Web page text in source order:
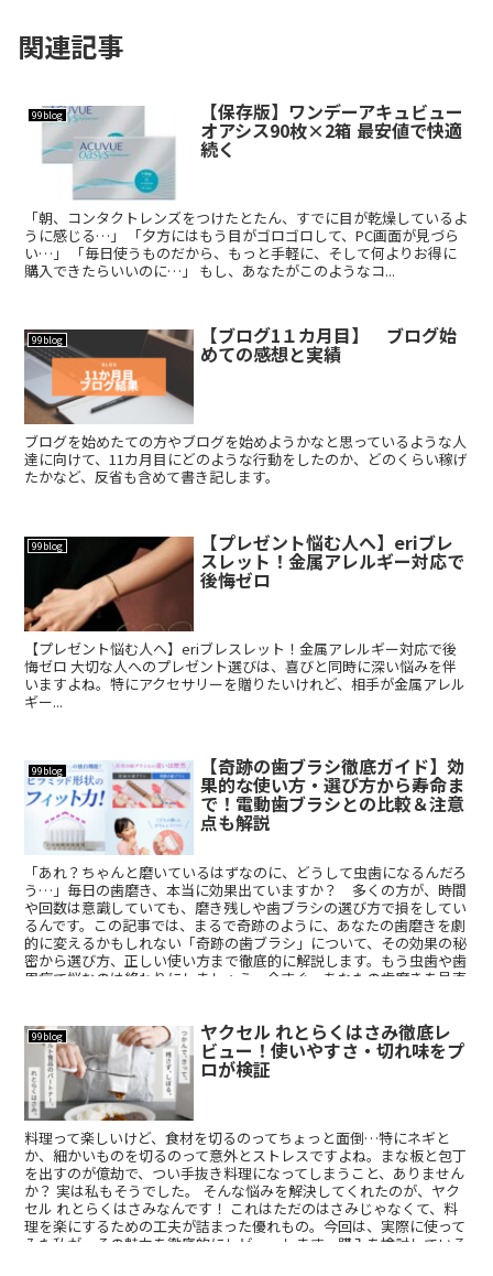
関連記事
99blog 【保存版】ワンデーアキュビュー
オアシス90枚×2箱 最安値で快適
続く
「朝、コンタクトレンズをつけたとたん、すでに目が乾燥しているよ
うに感じる…」 「夕方にはもう目がゴロゴロして、PC画面が見づら
い…」 「毎日使うものだから、もっと手軽に、そして何よりお得に
購入できたらいいのに…」 もし、あなたがこのようなコ...
99blog 【ブログ1１カ月目】 ブログ始
めての感想と実績
ブログを始めたての方やブログを始めようかなと思っているような人
達に向けて、11カ月目にどのような行動をしたのか、どのくらい稼げ
たかなど、反省も含めて書き記します。
99blog 【プレゼント悩む人へ】eriブレ
スレット！金属アレルギー対応で
後悔ゼロ
【プレゼント悩む人へ】eriブレスレット！金属アレルギー対応で後
悔ゼロ 大切な人へのプレゼント選びは、喜びと同時に深い悩みを伴
いますよね。特にアクセサリーを贈りたいけれど、相手が金属アレル
ギー...
99blog 【奇跡の歯ブラシ徹底ガイド】効
果的な使い方・選び方から寿命ま
で！電動歯ブラシとの比較＆注意
点も解説
「あれ？ちゃんと磨いているはずなのに、どうして虫歯になるんだろ
う…」毎日の歯磨き、本当に効果出ていますか？ 多くの方が、時間
や回数は意識していても、磨き残しや歯ブラシの選び方で損をしてい
るんです。この記事では、まるで奇跡のように、あなたの歯磨きを劇
的に変えるかもしれない「奇跡の歯ブラシ」について、その効果の秘
密から選び方、正しい使い方まで徹底的に解説します。もう虫歯や歯
周病で悩むのは終わりにしましょう。今すぐ、あなたの歯磨きを見直
99blog ヤクセル れとらくはさみ徹底レ
ビュー！使いやすさ・切れ味をプ
ロが検証
料理って楽しいけど、食材を切るのってちょっと面倒…特にネギと
か、細かいものを切るのって意外とストレスですよね。まな板と包丁
を出すのが億劫で、つい手抜き料理になってしまうこと、ありません
か？ 実は私もそうでした。 そんな悩みを解決してくれたのが、ヤク
セル れとらくはさみなんです！ これはただのはさみじゃなくて、料
理を楽にするための工夫が詰まった優れもの。今回は、実際に使って
みた私が、その魅力を徹底的にレビューします。購入を検討している